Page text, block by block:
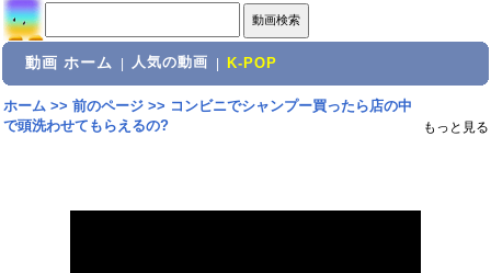
動画 ホーム 人気の動画 K-POP
ホーム>> 前のページ>> コンビニでシャンプー買ったら店の中
で頭洗わせてもらえるの?
もっと見る